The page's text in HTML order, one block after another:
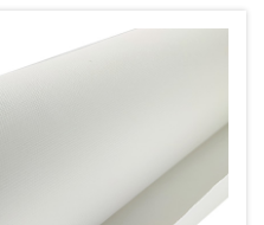
العملية والجمالية.